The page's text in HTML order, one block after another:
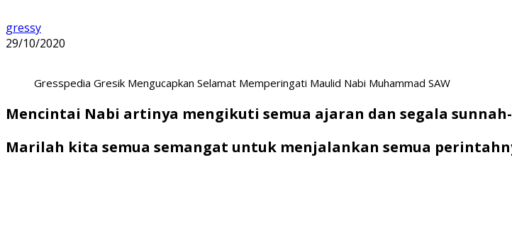
gressy
29/10/2020
Gresspedia Gresik Mengucapkan Selamat Memperingati Maulid Nabi Muhammad SAW
Mencintai Nabi artinya mengikuti semua ajaran dan segala
Marilah kita semua semangat untuk menjalankan semua